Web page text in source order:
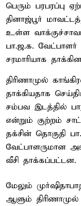
பெரும் பரபரப்பு
தினாஜ்பூர்
உள்ள
பா.ஜ.க. வேட்பாளர்
சரமாரியாக
திரிணாமுல்
தாக்கியதாக
சம்பவ இடத்தில்
என்றும் குற்றம்
தக்சின் தொகுதி
வேட்பாளருமான
வீசி தாக்கப்பட்டன.
மேலும்
ஆளும்